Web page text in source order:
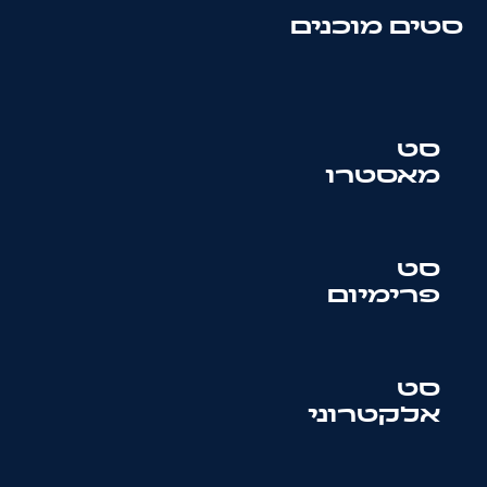
סטים מוכנים
סט
מאסטרו
סט
פרימיום
סט
אלקטרוני